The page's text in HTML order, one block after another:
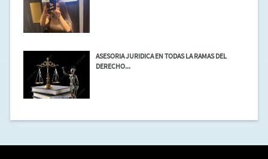
ASESORIA JURIDICA EN TODAS LA RAMAS DEL
DERECHO...